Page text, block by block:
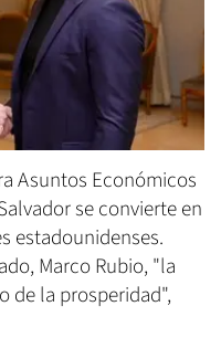
Asuntos Económicos
se convierte en
estadounidenses.
Marco Rubio, "la
de la prosperidad",